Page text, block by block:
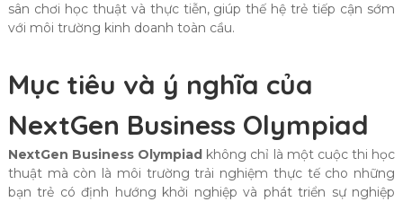
sân chơi học thuật và thực tiễn, giúp thế hệ trẻ tiếp cận sớm
với môi trường kinh doanh toàn cầu.
Mục tiêu và ý nghĩa của
NextGen Business Olympiad
NextGen Business Olympiad không chỉ là một cuộc thi học
thuật mà còn là môi trường trải nghiệm thực tế cho những
bạn trẻ có định hướng khởi nghiệp và phát triển sự nghiệp